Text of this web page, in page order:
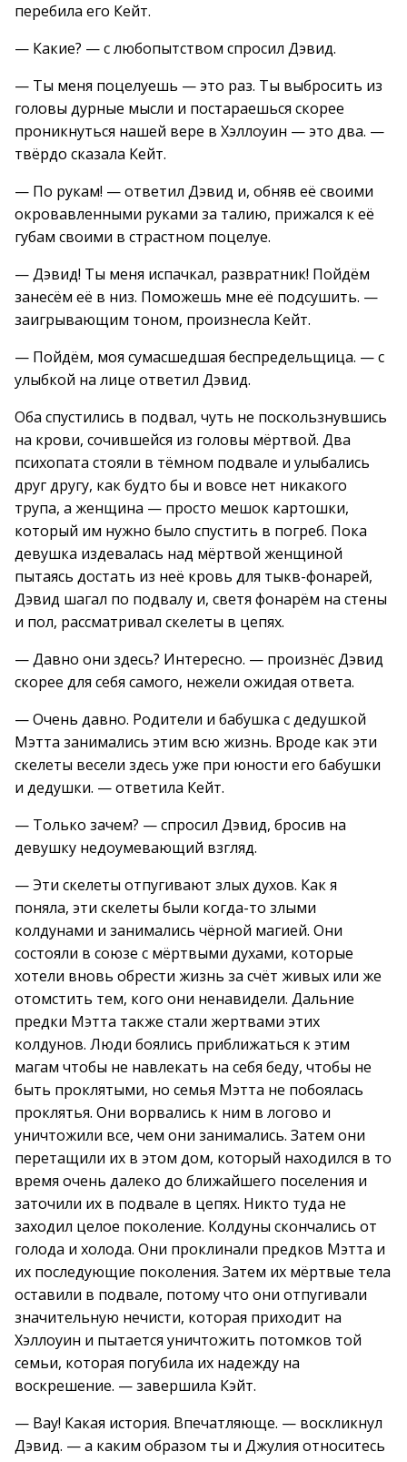
перебила его Кейт.
— Какие? — с любопытством спросил Дэвид.
— Ты меня поцелуешь — это раз. Ты выбросить из
головы дурные мысли и постараешься скорее
проникнуться нашей вере в Хэллоуин — это два. —
твёрдо сказала Кейт.
— По рукам! — ответил Дэвид и, обняв её своими
окровавленными руками за талию, прижался к её
губам своими в страстном поцелуе.
— Дэвид! Ты меня испачкал, развратник! Пойдём
занесём её в низ. Поможешь мне её подсушить. —
заигрывающим тоном, произнесла Кейт.
— Пойдём, моя сумасшедшая беспредельщица. — с
улыбкой на лице ответил Дэвид.
Оба спустились в подвал, чуть не поскользнувшись
на крови, сочившейся из головы мёртвой. Два
психопата стояли в тёмном подвале и улыбались
друг другу, как будто бы и вовсе нет никакого
трупа, а женщина — просто мешок картошки,
который им нужно было спустить в погреб. Пока
девушка издевалась над мёртвой женщиной
пытаясь достать из неё кровь для тыкв-фонарей,
Дэвид шагал по подвалу и, светя фонарём на стены
и пол, рассматривал скелеты в цепях.
— Давно они здесь? Интересно. — произнёс Дэвид
скорее для себя самого, нежели ожидая ответа.
— Очень давно. Родители и бабушка с дедушкой
Мэтта занимались этим всю жизнь. Вроде как эти
скелеты весели здесь уже при юности его бабушки
и дедушки. — ответила Кейт.
— Только зачем? — спросил Дэвид, бросив на
девушку недоумевающий взгляд.
— Эти скелеты отпугивают злых духов. Как я
поняла, эти скелеты были когда-то злыми
колдунами и занимались чёрной магией. Они
состояли в союзе с мёртвыми духами, которые
хотели вновь обрести жизнь за счёт живых или же
отомстить тем, кого они ненавидели. Дальние
предки Мэтта также стали жертвами этих
колдунов. Люди боялись приближаться к этим
магам чтобы не навлекать на себя беду, чтобы не
быть проклятыми, но семья Мэтта не побоялась
проклятья. Они ворвались к ним в логово и
уничтожили все, чем они занимались. Затем они
перетащили их в этом дом, который находился в то
время очень далеко до ближайшего поселения и
заточили их в подвале в цепях. Никто туда не
заходил целое поколение. Колдуны скончались от
голода и холода. Они проклинали предков Мэтта и
их последующие поколения. Затем их мёртвые тела
оставили в подвале, потому что они отпугивали
значительную нечисти, которая приходит на
Хэллоуин и пытается уничтожить потомков той
семьи, которая погубила их надежду на
воскрешение. — завершила Кэйт.
— Вау! Какая история. Впечатляюще. — воскликнул
Дэвид. — а каким образом ты и Джулия относитесь